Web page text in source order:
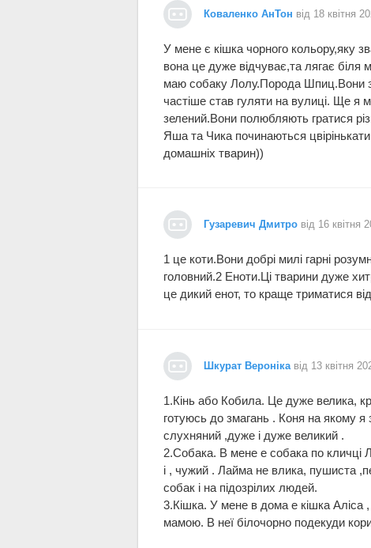
Коваленко АнТон від 18 квітня
У мене є кішка чорного кольору,яку
вона це дуже відчуває,та лягає біля
маю собаку Лолу.Порода Шпиц.Вони
частіше став гуляти на вулиці. Ще
зелений.Вони полюбляють гратися
Яша та Чика починаються
домашніх тварин))
Гузаревич Дмитро від 16 квітня
1 це коти.Вони добрі милі гарні
головний.2 Еноти.Ці тварини дуже
це дикий енот, то краще триматися
Шкурат Вероніка від 13 квітня
1.Кінь або Кобила. Це дуже велика,
готуюсь до змагань . Коня на якому
слухняний ,дуже і дуже великий .
2.Собака. В мене е собака по кличці
і , чужий . Лайма не влика, пушиста
собак і на підозрілих людей.
3.Кішка. У мене в дома е кішка Аліса
мамою. В неї білочорно подекуди